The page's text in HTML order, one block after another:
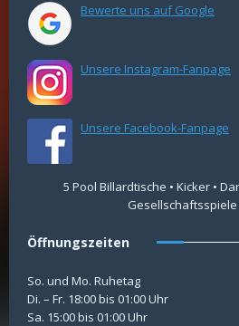
Bewerte uns auf Google
Unsere Instagram-Fanpage
Unsere Facebook-Fanpage
5 Pool Billardtische • Kicker •
Gesellschaftsspiele
Öffnungszeiten
So. und Mo. Ruhetag
Di. – Fr. 18:00 bis 01:00 Uhr
Sa. 15:00 bis 01:00 Uhr